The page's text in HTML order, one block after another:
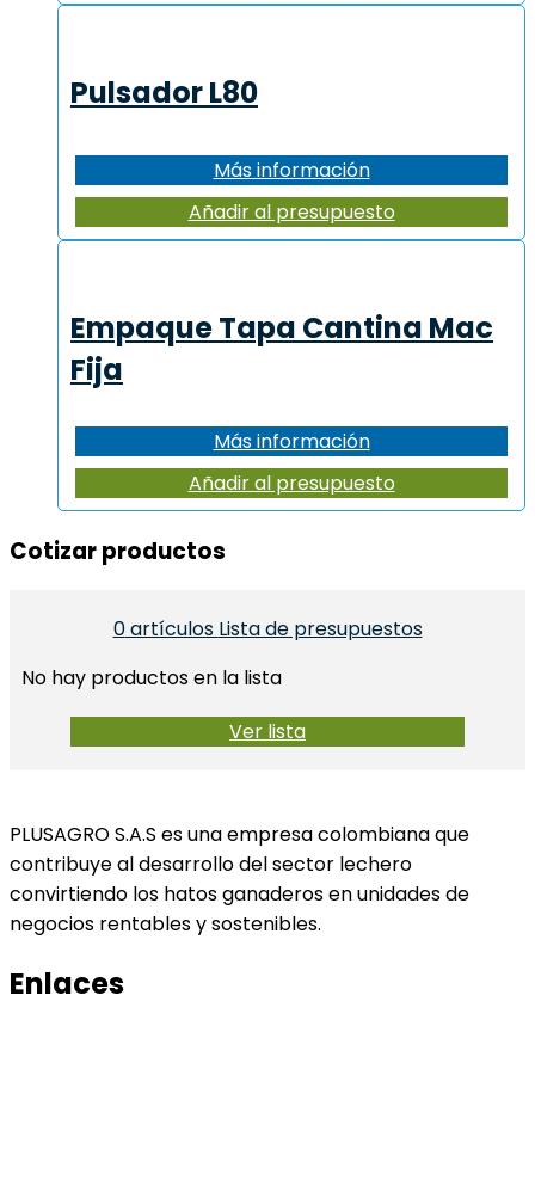
Pulsador L80
Más información
Añadir al presupuesto
Empaque Tapa Cantina Mac
Fija
Más información
Añadir al presupuesto
Cotizar productos​
0artículos Lista de presupuestos
No hay productos en la lista
Ver lista
PLUSAGRO S.A.S es una empresa colombiana que
contribuye al desarrollo del sector lechero
convirtiendo los hatos ganaderos en unidades de
negocios rentables y sostenibles.
Enlaces